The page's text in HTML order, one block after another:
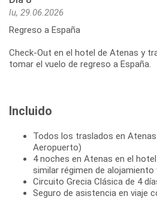
lu, 29.06.2026
Regreso a España
Check-Out en el hotel de Atenas y
Incluido
Todos los traslados en
Aeropuerto)
4 noches en Atenas en el
similar régimen de alojamiento
Circuito Grecia Clásica de 4
Seguro de asistencia en viaje